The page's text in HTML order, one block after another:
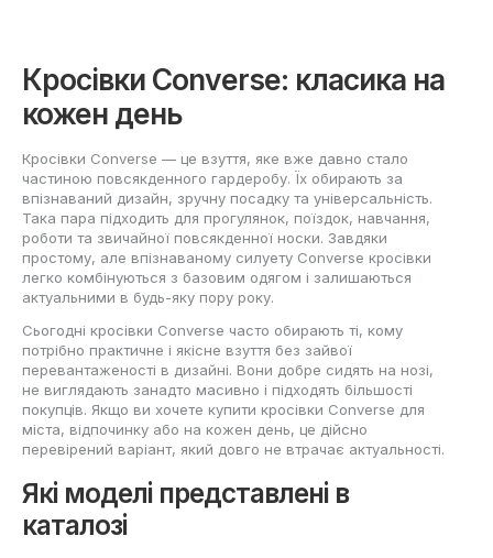
Кросівки Converse: класика на
кожен день
Кросівки Converse — це взуття, яке вже давно стало
частиною повсякденного гардеробу. Їх обирають за
впізнаваний дизайн, зручну посадку та універсальність.
Така пара підходить для прогулянок, поїздок, навчання,
роботи та звичайної повсякденної носки. Завдяки
простому, але впізнаваному силуету Converse кросівки
легко комбінуються з базовим одягом і залишаються
актуальними в будь-яку пору року.
Сьогодні кросівки Converse часто обирають ті, кому
потрібно практичне і якісне взуття без зайвої
перевантаженості в дизайні. Вони добре сидять на нозі,
не виглядають занадто масивно і підходять більшості
покупців. Якщо ви хочете купити кросівки Converse для
міста, відпочинку або на кожен день, це дійсно
перевірений варіант, який довго не втрачає актуальності.
Які моделі представлені в
каталозі